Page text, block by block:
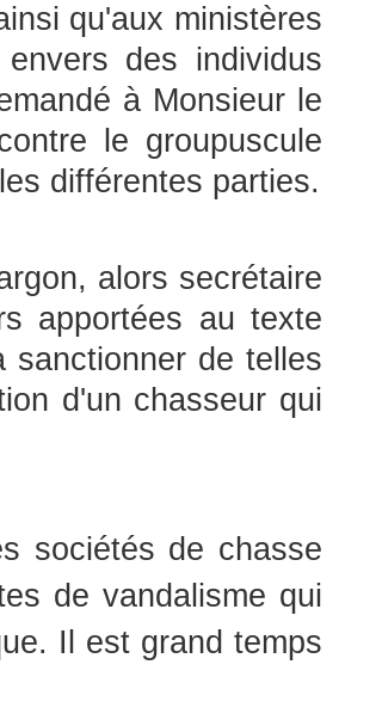
qu'aux ministères
des individus
à Monsieur le
le groupuscule
différentes parties.
alors secrétaire
apportées au texte
de telles
d'un chasseur qui
sociétés de chasse
de vandalisme qui
Il est grand temps